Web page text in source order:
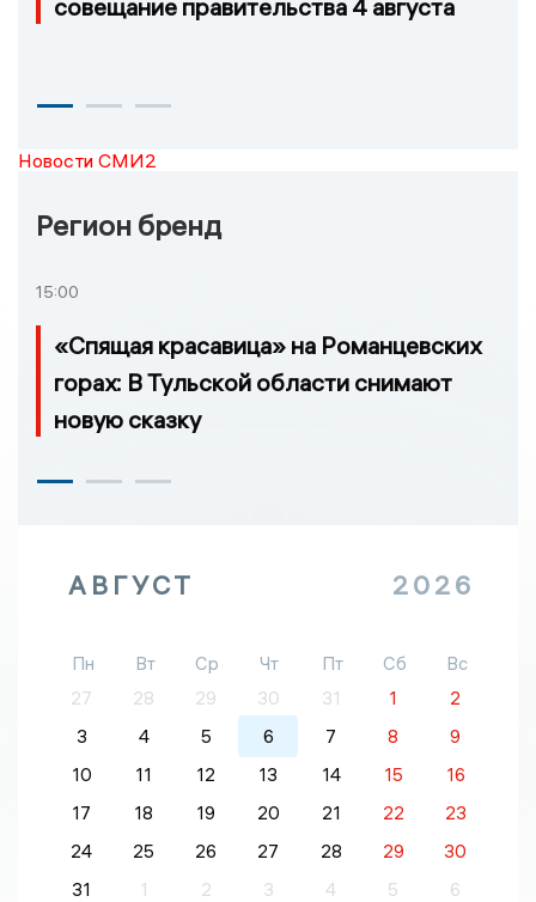
совещание правительства 4 августа
Новости СМИ2
Регион бренд
15:00
«Спящая красавица» на Романцевских
горах: В Тульской области снимают
новую сказку
АВГУСТ 2026
Пн Вт Ср Чт Пт Сб
Вс
27
28 29 30 31 1
2
3
4 5 6 7 8
9
10
11 12 13 14 15
16
17
18 19 20 21 22
23
24
25 26 27 28 29
30
31
1 2 3 4 5 6